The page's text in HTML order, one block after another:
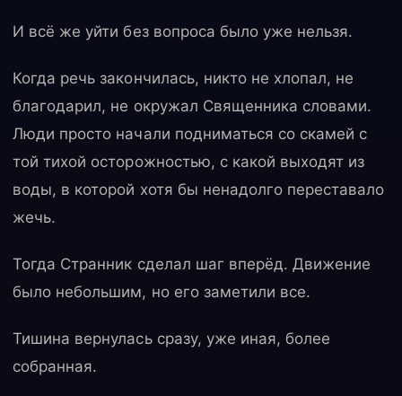
И всё же уйти без вопроса было уже нельзя.
Когда речь закончилась, никто не хлопал, не
благодарил, не окружал Священника словами.
Люди просто начали подниматься со скамей с
той тихой осторожностью, с какой выходят из
воды, в которой хотя бы ненадолго переставало
жечь.
Тогда Странник сделал шаг вперёд. Движение
было небольшим, но его заметили все.
Тишина вернулась сразу, уже иная, более
собранная.